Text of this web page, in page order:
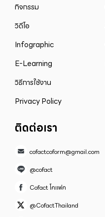
กิจกรรม
วิดีโอ
Infographic
E-Learning
วิธีการใช้งาน
Privacy Policy
ติดต่อเรา
cofactcoform@gmail.com
@cofact
Cofact โคแฟค
@CofactThailand